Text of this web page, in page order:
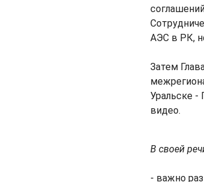
АЭС в РК,
Затем
Уральске -
видео.
В своей
- важно